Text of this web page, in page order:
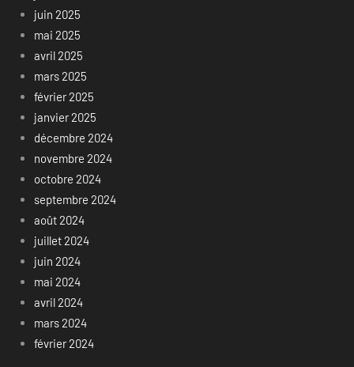
juin 2025
mai 2025
avril 2025
mars 2025
février 2025
janvier 2025
décembre 2024
novembre 2024
octobre 2024
septembre 2024
août 2024
juillet 2024
juin 2024
mai 2024
avril 2024
mars 2024
février 2024